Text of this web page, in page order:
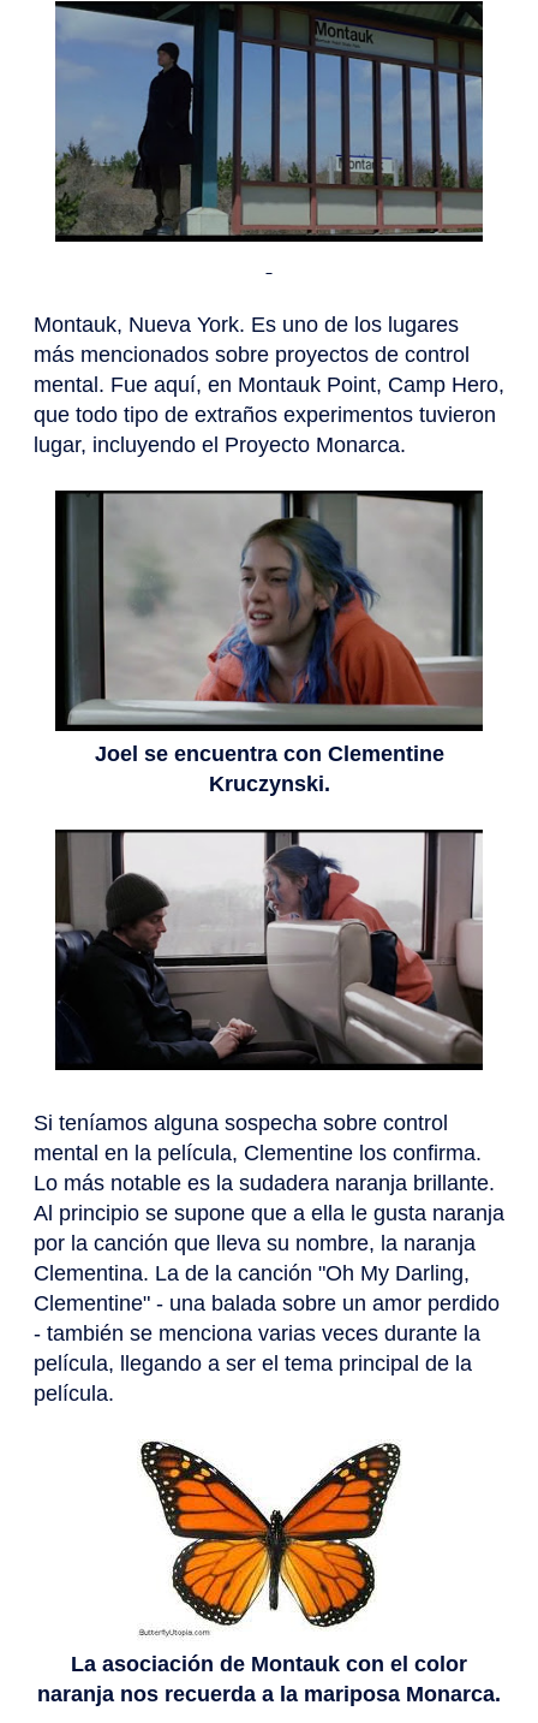
Montauk, Nueva York. Es uno de los lugares
más mencionados sobre proyectos de control
mental. Fue aquí, en Montauk Point, Camp Hero,
que todo tipo de extraños experimentos tuvieron
lugar, incluyendo el Proyecto Monarca.
Joel se encuentra con Clementine
Kruczynski.
Si teníamos alguna sospecha sobre control
mental en la película, Clementine los confirma.
Lo más notable es la sudadera naranja brillante.
Al principio se supone que a ella le gusta naranja
por la canción que lleva su nombre, la naranja
Clementina. La de la canción "Oh My Darling,
Clementine" - una balada sobre un amor perdido
- también se menciona varias veces durante la
película, llegando a ser el tema principal de la
película.
La asociación de Montauk con el color
naranja nos recuerda a la mariposa Monarca.